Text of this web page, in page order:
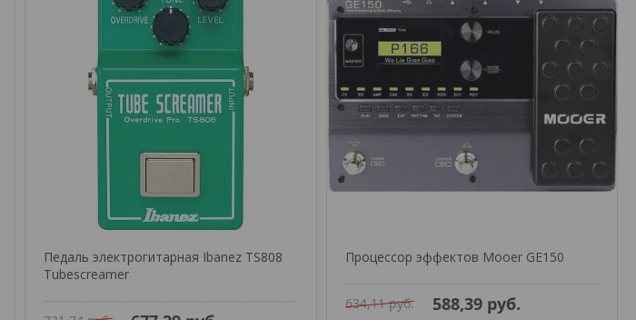
Педаль электрогитарная Ibanez TS808
Tubescreamer
Процессор эффектов Mooer GE150
634,11руб. 588,39 руб.